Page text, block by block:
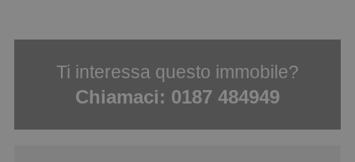
Ti interessa questo immobile?
Chiamaci: 0187 484949